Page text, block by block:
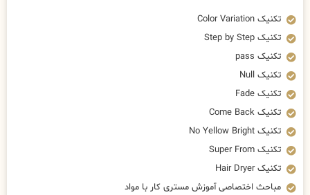
تکنیک Color Variation
تکنیک Step by Step
تکنیک pass
تکنیک Null
تکنیک Fade
تکنیک Come Back
تکنیک No Yellow Bright
تکنیک Super From
تکنیک Hair Dryer
مباحث اختصاصی آموزش مستری کار با مواد